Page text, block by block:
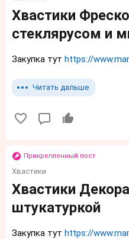
Хвастики
стеклярусом и
Закупка тут https://
Читать дальше
Прикрепленный пост
Хвастики
Хвастики
штукатуркой
Закупка тут https://